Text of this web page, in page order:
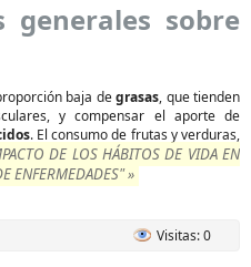
generales sobre
baja degrasas, que tienden
y compensar el aporte de
. El consumo de frutas y verduras,
DE LOS HÁBITOS DE VIDA EN
ENFERMEDADES" »
Visitas: 0